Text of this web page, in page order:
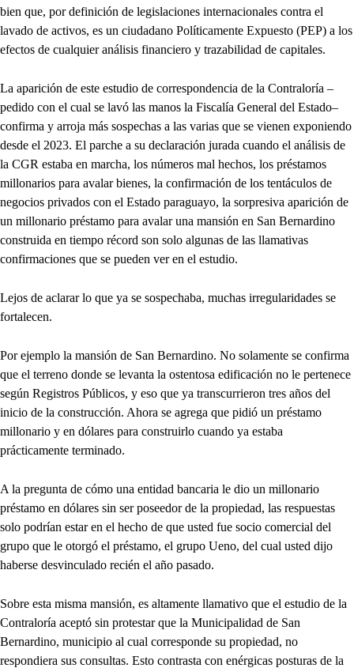
bien que, por definición de legislaciones internacionales contra el
lavado de activos, es un ciudadano Políticamente Expuesto (PEP) a los
efectos de cualquier análisis financiero y trazabilidad de capitales.
La aparición de este estudio de correspondencia de la Contraloría –
pedido con el cual se lavó las manos la Fiscalía General del Estado–
confirma y arroja más sospechas a las varias que se vienen exponiendo
desde el 2023. El parche a su declaración jurada cuando el análisis de
la CGR estaba en marcha, los números mal hechos, los préstamos
millonarios para avalar bienes, la confirmación de los tentáculos de
negocios privados con el Estado paraguayo, la sorpresiva aparición de
un millonario préstamo para avalar una mansión en San Bernardino
construida en tiempo récord son solo algunas de las llamativas
confirmaciones que se pueden ver en el estudio.
Lejos de aclarar lo que ya se sospechaba, muchas irregularidades se
fortalecen.
Por ejemplo la mansión de San Bernardino. No solamente se confirma
que el terreno donde se levanta la ostentosa edificación no le pertenece
según Registros Públicos, y eso que ya transcurrieron tres años del
inicio de la construcción. Ahora se agrega que pidió un préstamo
millonario y en dólares para construirlo cuando ya estaba
prácticamente terminado.
A la pregunta de cómo una entidad bancaria le dio un millonario
préstamo en dólares sin ser poseedor de la propiedad, las respuestas
solo podrían estar en el hecho de que usted fue socio comercial del
grupo que le otorgó el préstamo, el grupo Ueno, del cual usted dijo
haberse desvinculado recién el año pasado.
Sobre esta misma mansión, es altamente llamativo que el estudio de la
Contraloría aceptó sin protestar que la Municipalidad de San
Bernardino, municipio al cual corresponde su propiedad, no
respondiera sus consultas. Esto contrasta con enérgicas posturas de la